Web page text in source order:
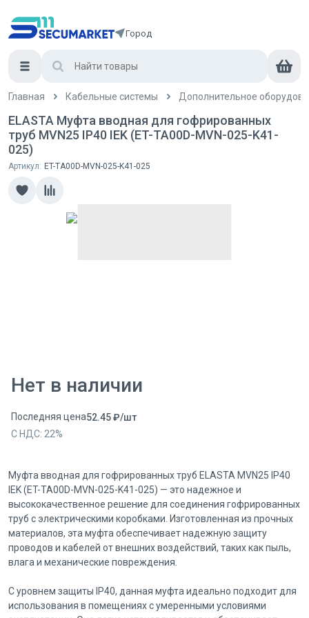
Город
Главная Кабельные системы Дополнительное
ELASTA Муфта вводная для гофрированных
труб MVN25 IP40 IEK (ET-TA00D-MVN-025-K41-
025)
Артикул: ET-TA00D-MVN-025-K41-025
Нет в наличии
Последняя цена52.45₽/шт
С НДС: 22%
Муфта вводная для гофрированных труб ELASTA MVN25 IP40
IEK (ET-TA00D-MVN-025-K41-025) — это надежное и
высококачественное решение для соединения гофрированных
труб с электрическими коробками. Изготовленная из прочных
материалов, эта муфта обеспечивает надежную защиту
проводов и кабелей от внешних воздействий, таких как пыль,
влага и механические повреждения.
С уровнем защиты IP40, данная муфта идеально подходит для
использования в помещениях с умеренными условиями